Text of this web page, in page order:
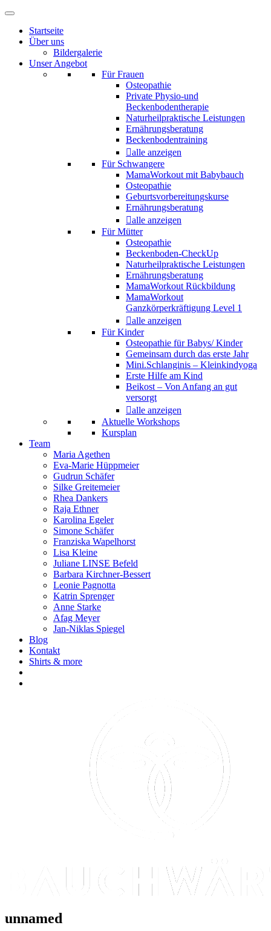
Startseite
Über uns
Bildergalerie
Unser Angebot
Für Frauen
Osteopathie
Private Physio-und
Beckenbodentherapie
Naturheilpraktische Leistungen
Ernährungsberatung
Beckenbodentraining
alle anzeigen
Für Schwangere
MamaWorkout mit Babybauch
Osteopathie
Geburtsvorbereitungskurse
Ernährungsberatung
alle anzeigen
Für Mütter
Osteopathie
Beckenboden-CheckUp
Naturheilpraktische Leistungen
Ernährungsberatung
MamaWorkout Rückbildung
MamaWorkout
Ganzkörperkräftigung Level 1
alle anzeigen
Für Kinder
Osteopathie für Babys/ Kinder
Gemeinsam durch das erste Jahr
Mini.Schlanginis – Kleinkindyoga
Erste Hilfe am Kind
Beikost – Von Anfang an gut
versorgt
alle anzeigen
Aktuelle Workshops
Kursplan
Team
Maria Agethen
Eva-Marie Hüppmeier
Gudrun Schäfer
Silke Greitemeier
Rhea Dankers
Raja Ethner
Karolina Egeler
Simone Schäfer
Franziska Wapelhorst
Lisa Kleine
Juliane LINSE Befeld
Barbara Kirchner-Bessert
Leonie Pagnotta
Katrin Sprenger
Anne Starke
Afag Meyer
Jan-Niklas Spiegel
Blog
Kontakt
Shirts & more
unnamed